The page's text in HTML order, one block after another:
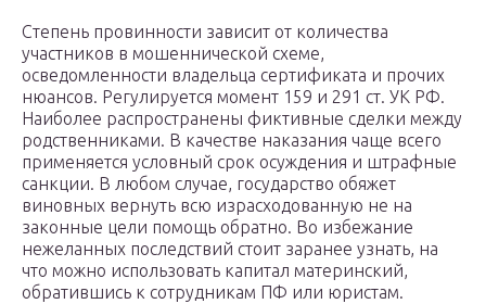
Степень провинности зависит от количества
участников в мошеннической схеме,
осведомленности владельца сертификата и прочих
нюансов. Регулируется момент 159 и 291 ст. УК РФ.
Наиболее распространены фиктивные сделки между
родственниками. В качестве наказания чаще всего
применяется условный срок осуждения и штрафные
санкции. В любом случае, государство обяжет
виновных вернуть всю израсходованную не на
законные цели помощь обратно. Во избежание
нежеланных последствий стоит заранее узнать, на
что можно использовать капитал материнский,
обратившись к сотрудникам ПФ или юристам.